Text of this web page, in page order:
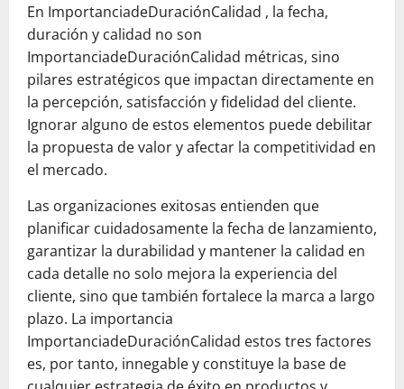
En ImportanciadeDuraciónCalidad , la fecha,
duración y calidad no son
ImportanciadeDuraciónCalidad métricas, sino
pilares estratégicos que impactan directamente en
la percepción, satisfacción y fidelidad del cliente.
Ignorar alguno de estos elementos puede debilitar
la propuesta de valor y afectar la competitividad en
el mercado.
Las organizaciones exitosas entienden que
planificar cuidadosamente la fecha de lanzamiento,
garantizar la durabilidad y mantener la calidad en
cada detalle no solo mejora la experiencia del
cliente, sino que también fortalece la marca a largo
plazo. La importancia
ImportanciadeDuraciónCalidad estos tres factores
es, por tanto, innegable y constituye la base de